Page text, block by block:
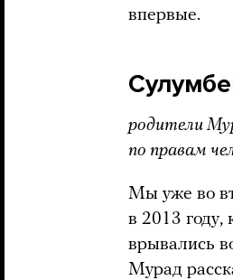
впервые.
родители
по правам
Мы уже во
в 2013
врывались
Мурад